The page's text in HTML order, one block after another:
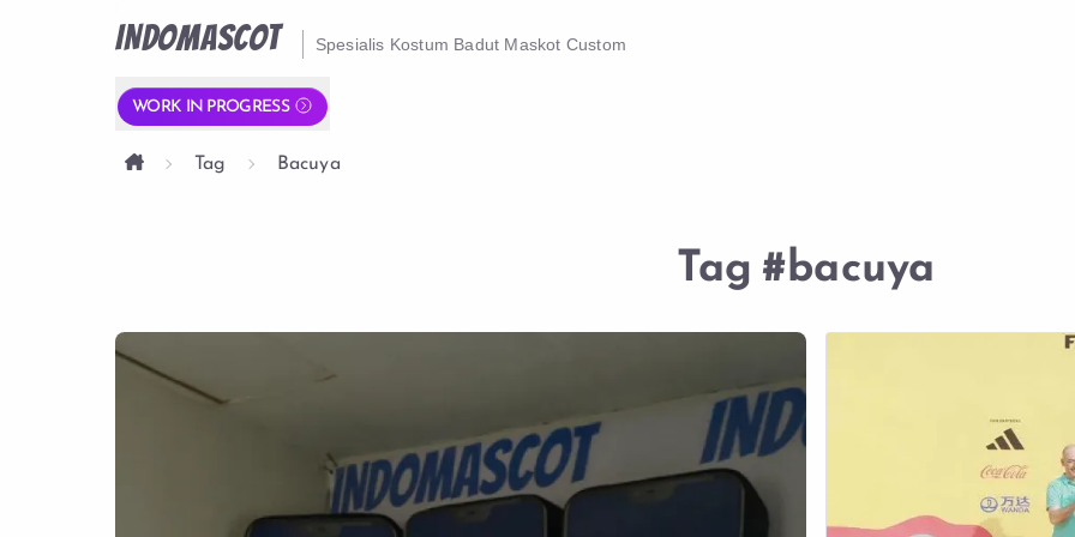
INDOMASCOT Spesialis Kostum Badut Maskot Custom
WORK IN PROGRESS
Tag Bacuya
Tag #bacuya